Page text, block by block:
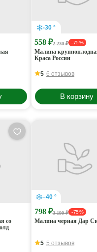
-30 °
558 ₽2 230 ₽ - 75 %
Малина
Краса России
5 6 отзывов
В корзину
со
–40 °
798 ₽3 190 ₽ - 75 %
Малина черная Дар
5 5 отзывов